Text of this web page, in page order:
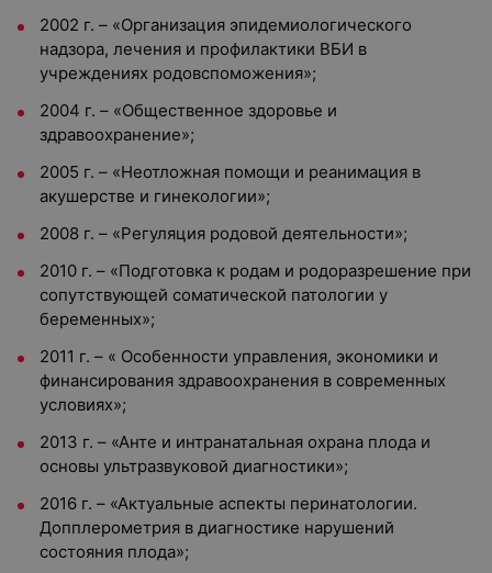
2002 г. – «Организация эпидемиологического
надзора, лечения и профилактики ВБИ в
учреждениях родовспоможения»;
2004 г. – «Общественное здоровье и
здравоохранение»;
2005 г. – «Неотложная помощи и реанимация в
акушерстве и гинекологии»;
2008 г. – «Регуляция родовой деятельности»;
2010 г. – «Подготовка к родам и родоразрешение при
сопутствующей соматической патологии у
беременных»;
2011 г. – « Особенности управления, экономики и
финансирования здравоохранения в современных
условиях»;
2013 г. – «Анте и интранатальная охрана плода и
основы ультразвуковой диагностики»;
2016 г. – «Актуальные аспекты перинатологии.
Допплерометрия в диагностике нарушений
состояния плода»;